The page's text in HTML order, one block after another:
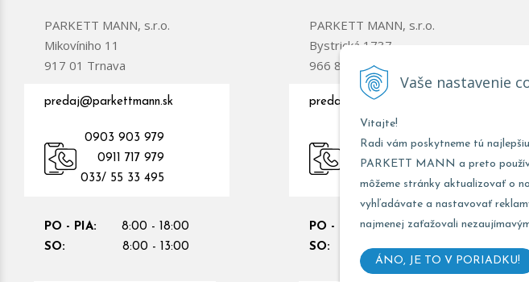
Vaše nastavenie
Vitajte!
Radi vám poskytneme tú
PARKETT MANN a preto
môžeme stránky aktualizovať o
vyhľadávate a nastavovať
najmenej zaťažovali
ÁNO, JE TO V PORIADKU!
PARKETT MANN, s.r.o.
Mikovíniho 11
917 01 Trnava
predaj@parkettmann.sk
0903 903 979
0911 717 979
033/ 55 33 495
PO - PIA:
8:00 - 18:00
SO:
8:00 - 13:00
PARKETT MANN, s.r.o.
Bystrická 1737
966 81 Žarnovica
predajzc@parkettmann.sk
0911 903 979
0902 907 979
PO - PIA:
8:00 - 17:00
SO:
8:00 - 12:00